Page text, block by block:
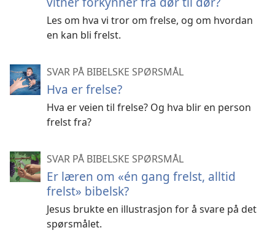
Les om hva vi tror om frelse, og om hvordan
en kan bli frelst.
SVAR PÅ BIBELSKE SPØRSMÅL
Hva er frelse?
Hva er veien til frelse? Og hva blir en person
frelst fra?
SVAR PÅ BIBELSKE SPØRSMÅL
Er læren om «én gang frelst, alltid
frelst» bibelsk?
Jesus brukte en illustrasjon for å svare på det
spørsmålet.